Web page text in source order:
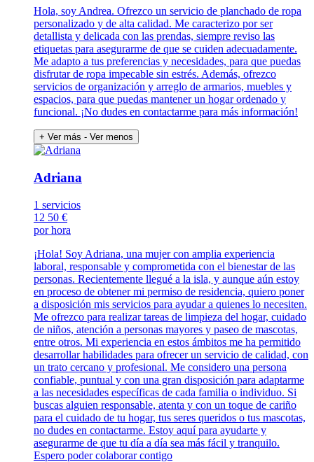
Hola, soy Andrea. Ofrezco un servicio de planchado de ropa
personalizado y de alta calidad. Me caracterizo por ser
detallista y delicada con las prendas, siempre reviso las
etiquetas para asegurarme de que se cuiden adecuadamente.
Me adapto a tus preferencias y necesidades, para que puedas
disfrutar de ropa impecable sin estrés. Además, ofrezco
servicios de organización y arreglo de armarios, muebles y
espacios, para que puedas mantener un hogar ordenado y
funcional. ¡No dudes en contactarme para más información!
+ Ver más - Ver menos
Adriana
1 servicios
12 50 €
por hora
¡Hola! Soy Adriana, una mujer con amplia experiencia
laboral, responsable y comprometida con el bienestar de las
personas. Recientemente llegué a la isla, y aunque aún estoy
en proceso de obtener mi permiso de residencia, quiero poner
a disposición mis servicios para ayudar a quienes lo necesiten.
Me ofrezco para realizar tareas de limpieza del hogar, cuidado
de niños, atención a personas mayores y paseo de mascotas,
entre otros. Mi experiencia en estos ámbitos me ha permitido
desarrollar habilidades para ofrecer un servicio de calidad, con
un trato cercano y profesional. Me considero una persona
confiable, puntual y con una gran disposición para adaptarme
a las necesidades específicas de cada familia o individuo. Si
buscas alguien responsable, atenta y con un toque de cariño
para el cuidado de tu hogar, tus seres queridos o tus mascotas,
no dudes en contactarme. Estoy aquí para ayudarte y
asegurarme de que tu día a día sea más fácil y tranquilo.
Espero poder colaborar contigo